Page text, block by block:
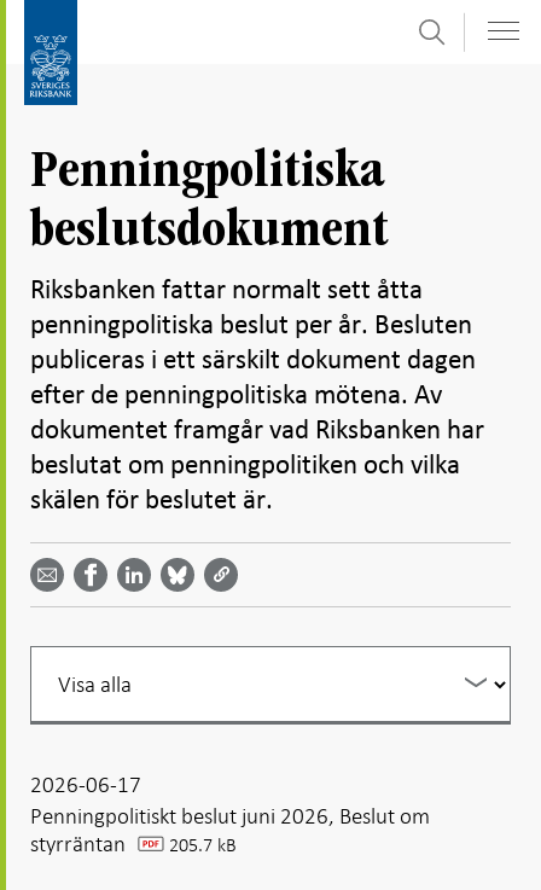
direkt
undersidor
Sök
Penningpolitiska
beslutsdokument
Riksbanken fattar normalt sett åtta
penningpolitiska beslut per år. Besluten
publiceras i ett särskilt dokument dagen
efter de penningpolitiska mötena. Av
dokumentet framgår vad Riksbanken har
beslutat om penningpolitiken och vilka
skälen för beslutet är.
Dela
email -
Öppnas
Dela på
Facebook
- Öppnas
Dela på
LinkedIn
-
Öppnas
på
Bluesky
-
i ny flik
på
Twitter
-
i ny flik
Filtrera
2026-06-17
Penningpolitiskt beslut juni 2026, Beslut om
styrräntan pdf 205.7 kB